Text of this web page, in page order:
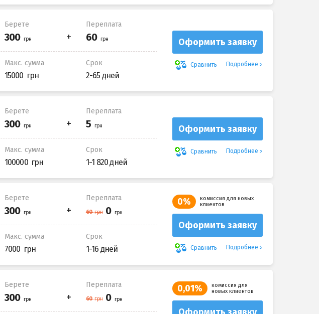
Берете Переплата
Макс. сумма
15000
Срок
2-65 дней
Оформить заявку
Сравнить Подробнее
Берете Переплата
Макс. сумма
100000
Срок
1-1 820 дней
Оформить заявку
Сравнить Подробнее
Берете Переплата
Макс. сумма
7000
Срок
1-16 дней
0%
комиссия для новых
клиентов
Оформить заявку
Сравнить Подробнее
Берете Переплата 0,01%
комиссия для
новых клиентов